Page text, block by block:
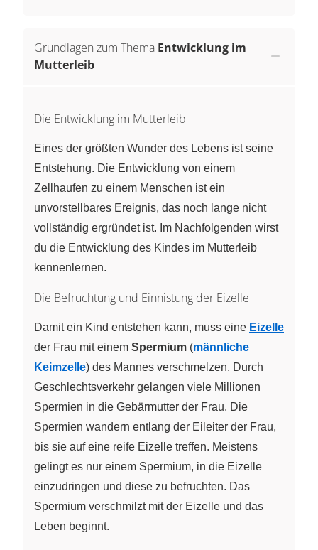
Grundlagen zum Thema Entwicklung im
Mutterleib
Die Entwicklung im Mutterleib
Eines der größten Wunder des Lebens ist seine
Entstehung. Die Entwicklung von einem
Zellhaufen zu einem Menschen ist ein
unvorstellbares Ereignis, das noch lange nicht
vollständig ergründet ist. Im Nachfolgenden wirst
du die Entwicklung des Kindes im Mutterleib
kennenlernen.
Die Befruchtung und Einnistung der Eizelle
Damit ein Kind entstehen kann, muss eine Eizelle
der Frau mit einem Spermium (männliche
Keimzelle) des Mannes verschmelzen. Durch
Geschlechtsverkehr gelangen viele Millionen
Spermien in die Gebärmutter der Frau. Die
Spermien wandern entlang der Eileiter der Frau,
bis sie auf eine reife Eizelle treffen. Meistens
gelingt es nur einem Spermium, in die Eizelle
einzudringen und diese zu befruchten. Das
Spermium verschmilzt mit der Eizelle und das
Leben beginnt.